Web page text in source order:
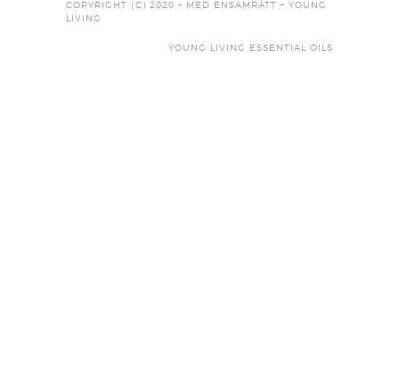
COPYRIGHT (C) 2020 – MED ENSAMRÄTT – YOUNG
LIVING
YOUNG LIVING ESSENTIAL OILS